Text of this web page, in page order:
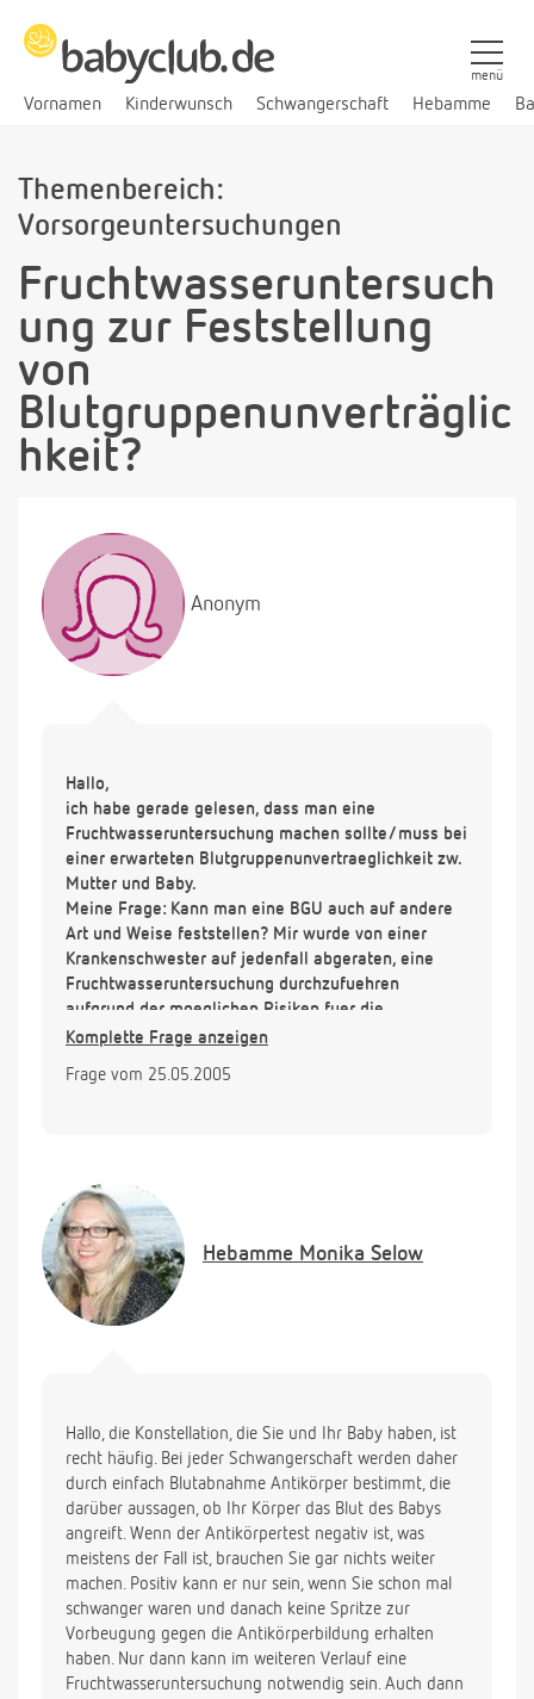
Vornamen Kinderwunsch Schwangerschaft Hebamme
menü
Themenbereich:
Vorsorgeuntersuchungen
Fruchtwasseruntersuch
ung zur Feststellung
von
Blutgruppenunverträglic
hkeit?
Anonym
Hallo,
ich habe gerade gelesen, dass man eine
Fruchtwasseruntersuchung machen sollte/muss bei
einer erwarteten Blutgruppenunvertraeglichkeit zw.
Mutter und Baby.
Meine Frage: Kann man eine BGU auch auf andere
Art und Weise feststellen? Mir wurde von einer
Krankenschwester auf jedenfall abgeraten, eine
Fruchtwasseruntersuchung durchzufuehren
aufgrund der moeglichen Risiken fuer die
Schwangerschaft.
Wahrscheinlichkeit RH+.
Komplette Frage anzeigen
Frage vom 25.05.2005
Hebamme Monika Selow
Hallo, die Konstellation, die Sie und Ihr Baby haben, ist
recht häufig. Bei jeder Schwangerschaft werden daher
durch einfach Blutabnahme Antikörper bestimmt, die
darüber aussagen, ob Ihr Körper das Blut des Babys
angreift. Wenn der Antikörpertest negativ ist, was
meistens der Fall ist, brauchen Sie gar nichts weiter
machen. Positiv kann er nur sein, wenn Sie schon mal
schwanger waren und danach keine Spritze zur
Vorbeugung gegen die Antikörperbildung erhalten
haben. Nur dann kann im weiteren Verlauf eine
Fruchtwasseruntersuchung notwendig sein. Auch dann